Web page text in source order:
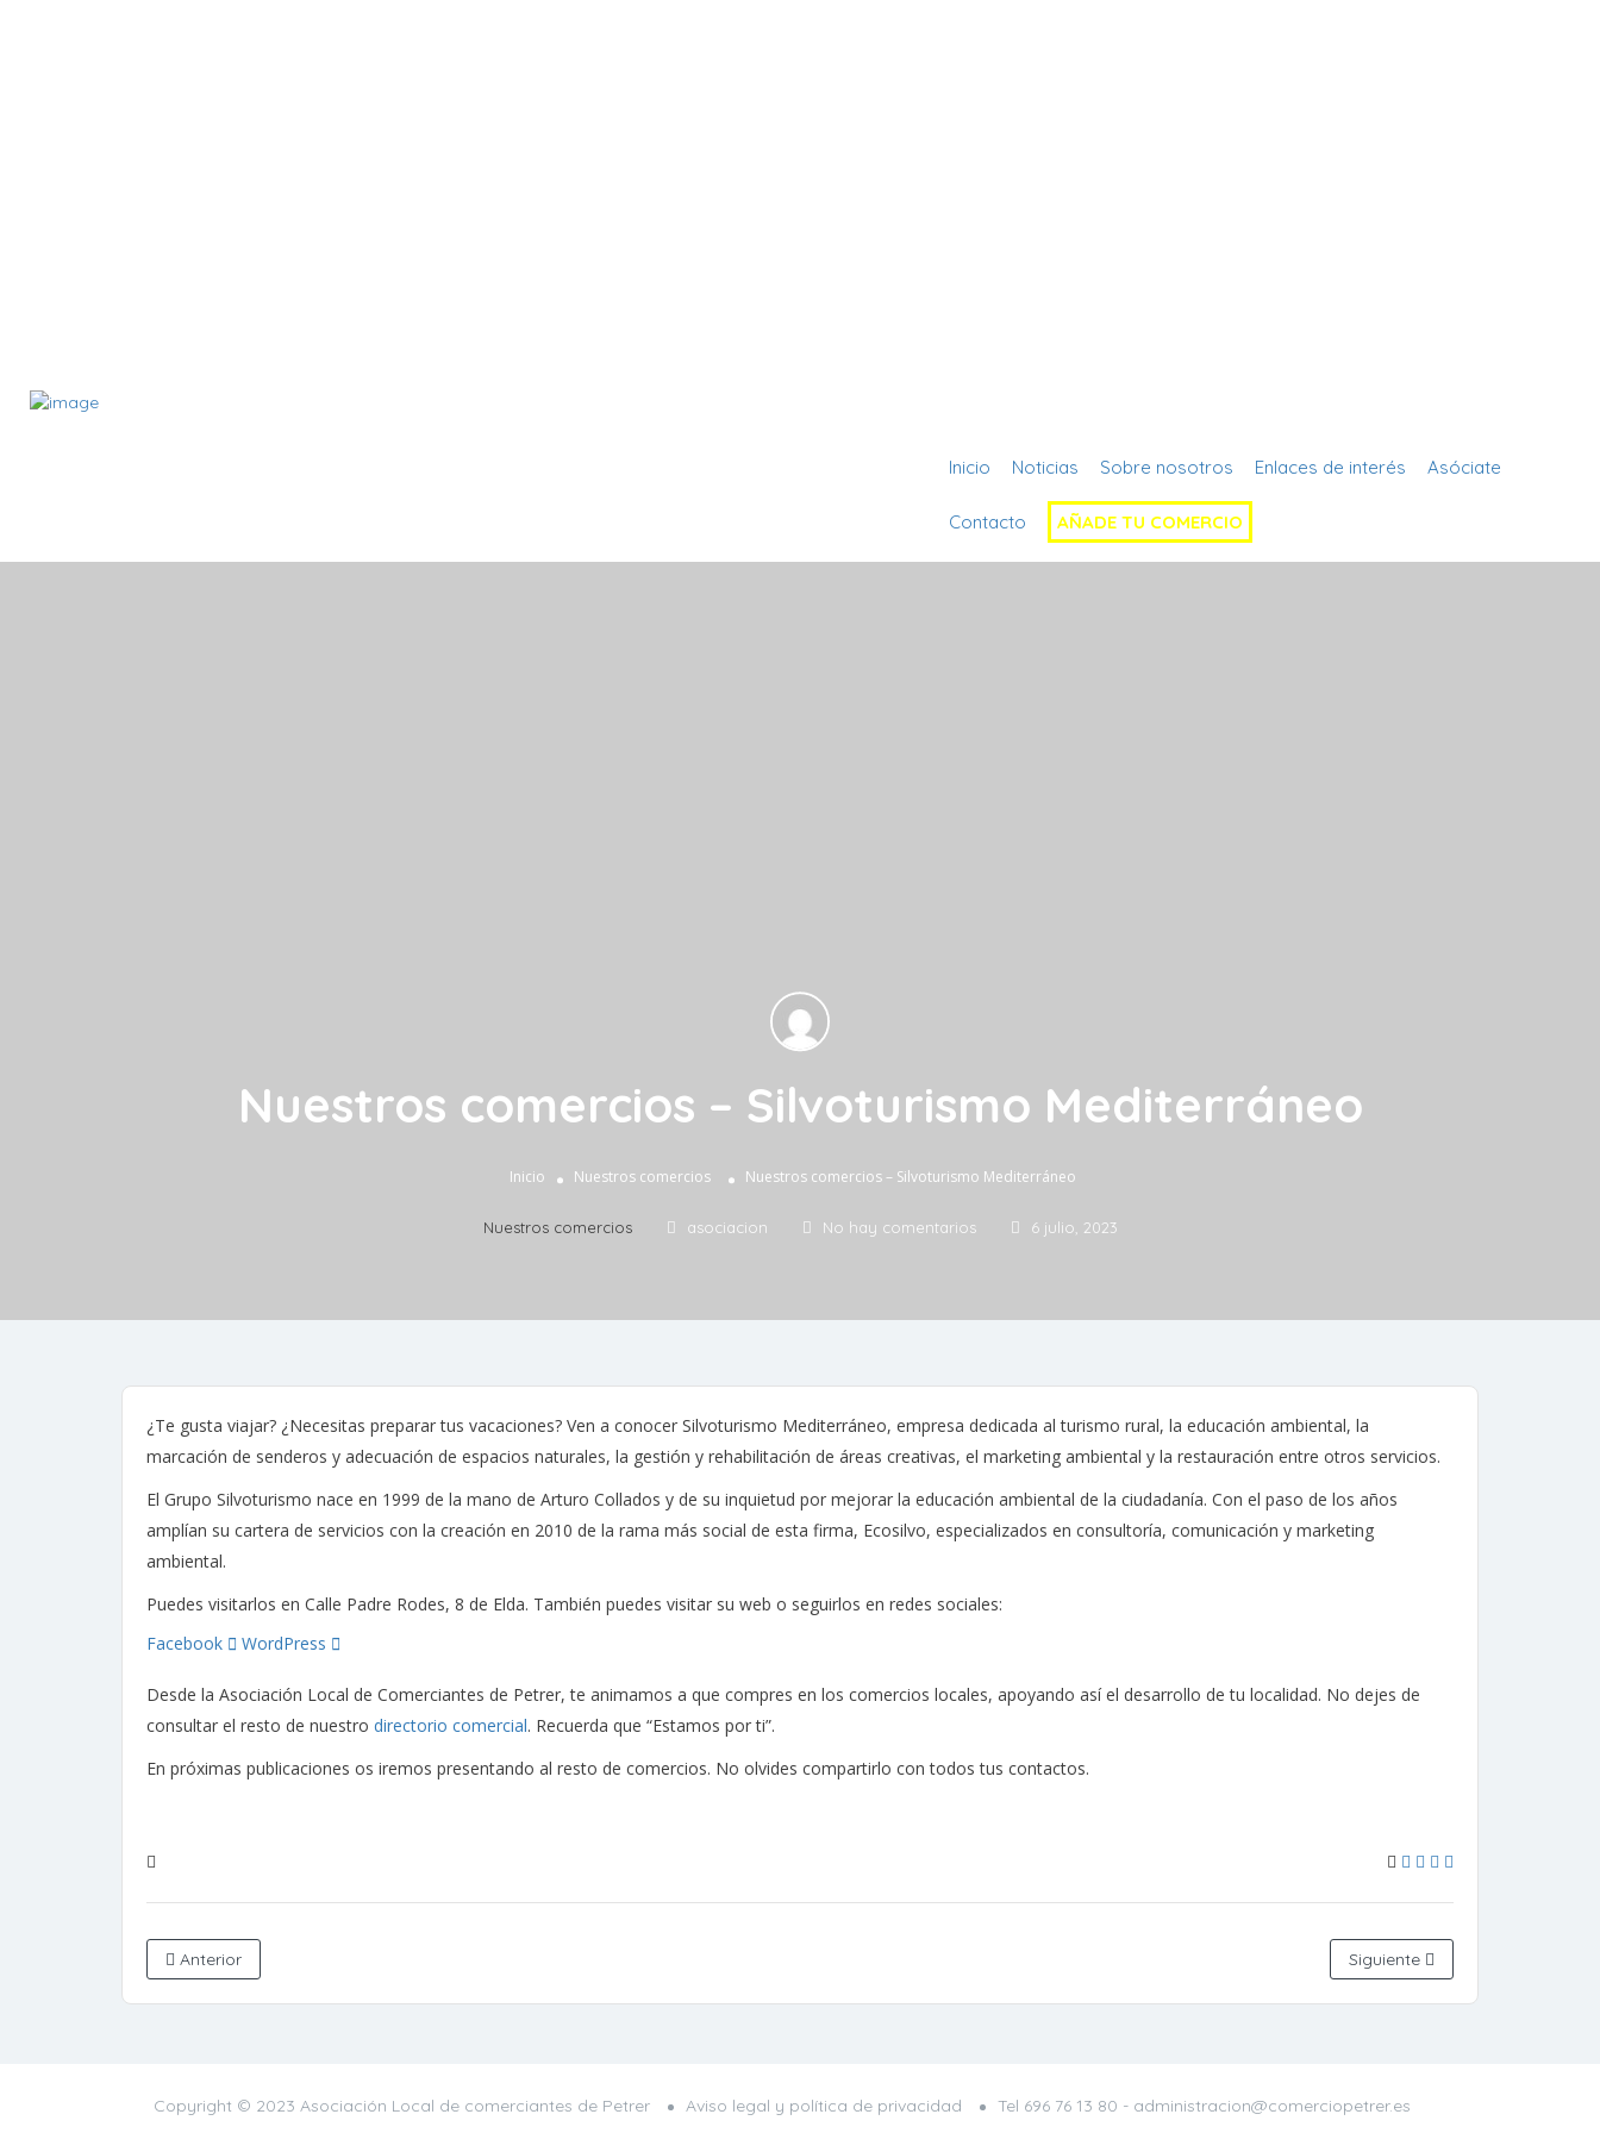
Inicio Noticias Sobre nosotros Enlaces de interés Asóciate
Contacto AÑADE TU COMERCIO
Nuestros comercios – Silvoturismo Mediterráneo
Inicio Nuestros comercios Nuestros comercios – Silvoturismo Mediterráneo
Nuestros comercios asociacion No hay comentarios 6 julio, 2023
¿Te gusta viajar? ¿Necesitas preparar tus vacaciones? Ven a conocer Silvoturismo Mediterráneo, empresa dedicada al turismo rural, la educación ambiental, la
marcación de senderos y adecuación de espacios naturales, la gestión y rehabilitación de áreas creativas, el marketing ambiental y la restauración entre otros servicios.
El Grupo Silvoturismo nace en 1999 de la mano de Arturo Collados y de su inquietud por mejorar la educación ambiental de la ciudadanía. Con el paso de los años
amplían su cartera de servicios con la creación en 2010 de la rama más social de esta firma, Ecosilvo, especializados en consultoría, comunicación y marketing
ambiental.
Puedes visitarlos en Calle Padre Rodes, 8 de Elda. También puedes visitar su web o seguirlos en redes sociales:
Facebook
WordPress
Desde la Asociación Local de Comerciantes de Petrer, te animamos a que compres en los comercios locales, apoyando así el desarrollo de tu localidad. No dejes de
consultar el resto de nuestro directorio comercial. Recuerda que “Estamos por ti”.
En próximas publicaciones os iremos presentando al resto de comercios. No olvides compartirlo con todos tus contactos.
Anterior Siguiente
Copyright © 2023 Asociación Local de comerciantes de Petrer Aviso legal y política de privacidad Tel 696 76 13 80 - administracion@comerciopetrer.es